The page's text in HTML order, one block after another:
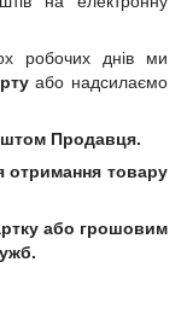
робочих днів ми
або надсилаємо
Продавця.
отримання товару
або грошовим